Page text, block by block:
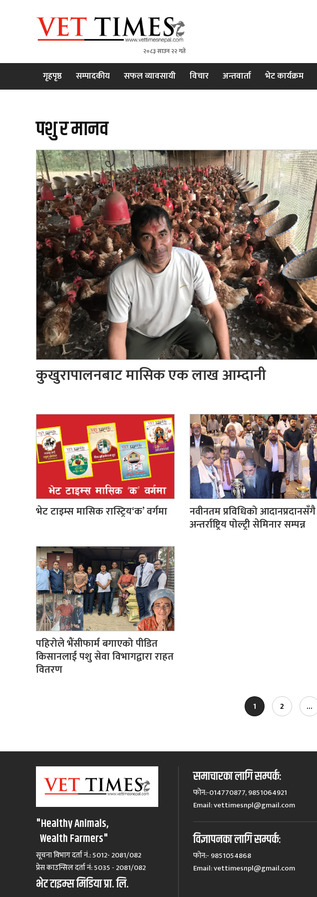
VET TIMES
Nepal's 1st Vet Magzine
२०८३ साउन २२ गते
गृहपृष्ठ सम्पादकीय सफल व्यावसायी विचार अन्तवार्ता भेट कार्यक्रम
पशु र मानव
कुखुरापालनबाट मासिक एक लाख आम्दानी
भेट टाइम्स मासिक रास्ट्रिय‘क’ वर्गमा नवीनतम प्रविधिको आदानप्रदानसँगै
अन्तर्राष्ट्रिय पोल्ट्री सेमिनार सम्पन्न
पहिरोले भैंसीफार्म बगाएको पीडित
किसानलाई पशु सेवा विभागद्वारा राहत
वितरण
1 2 …
"Healthy Animals,
Wealth Farmers"
सूचना विभाग दर्ता नं.: 5012- 2081/082
प्रेस काउन्सिल दर्ता नं‍: 5035 - 2081/082
भेट टाइम्स मिडिया प्रा. लि.
समाचारका लागि सम्पर्कः
फोन:-014770877, 9851064921
Email:vettimesnpl@gmail.com
विज्ञापनका लागि सम्पर्कः
फोन:- 9851054868
Email:vettimesnpl@gmail.com